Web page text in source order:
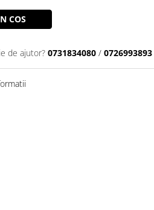
COS
de ajutor? 0731834080 / 0726993893